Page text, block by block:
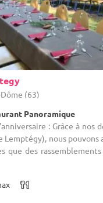
(63)
Panoramique
: Grâce à nos
Lemptégy), nous pouvons
que des